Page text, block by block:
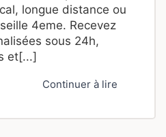
longue distance ou
4eme. Recevez
sous 24h,
et[...]
Continuer à lire